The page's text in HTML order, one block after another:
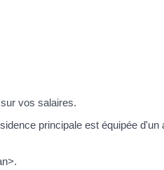
vos salaires.
principale est équipée d'un